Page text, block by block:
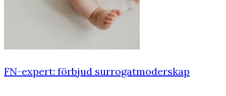
FN-expert: förbjud surrogatmoderskap